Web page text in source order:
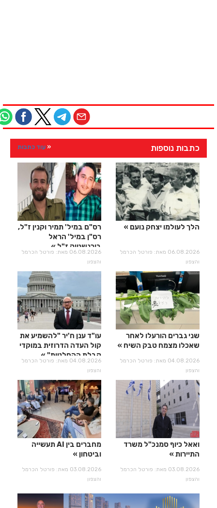
כתבות נוספות עוד כתבות
הלך לעולמו יצחק נועם
06.08.2026 מאת: פורטל הכרמל
והצפון
רס"ם במיל' תמיר וקנין ז"ל,
רס"ן במיל' הראל
בירנשטוק ז"ל
06.08.2026 מאת: פורטל הכרמל
והצפון
שני גברים הורעלו לאחר
שאכלו מצמח טבק השיח
04.08.2026 מאת: פורטל הכרמל
והצפון
עו"ד ענן ח'יר "להשמיע את
קול העדה הדרוזית במוקדי
קבלת ההחלטות"
04.08.2026 מאת: פורטל הכרמל
והצפון
ואאל כיוף סמנכ"ל משרד
התיירות
03.08.2026 מאת: פורטל הכרמל
והצפון
מחברים בין AI תעשייה
וביטחון
03.08.2026 מאת: פורטל הכרמל
והצפון